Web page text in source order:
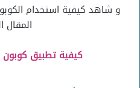
و شاهد كيفية استخدام
المقال
كيفية تطبيق